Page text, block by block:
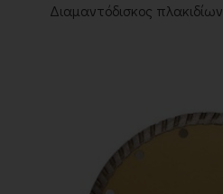
Διαμαντόδισκος πλακιδίων